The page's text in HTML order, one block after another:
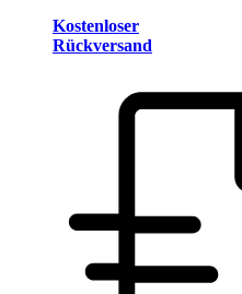
Kostenloser
Rückversand